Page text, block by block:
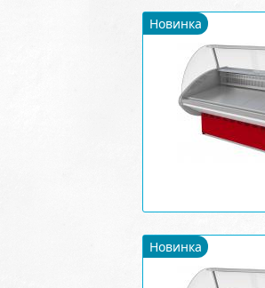
Новинка
Новинка